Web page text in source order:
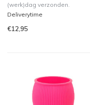
(werk)dag verzonden.
Deliverytime
€12,95